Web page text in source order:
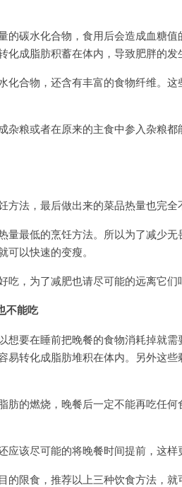
的碳水化合物，食用后会造成血糖
化成脂肪积蓄在体内，导致肥胖的发
化合物，还含有丰富的食物纤维。
杂粮或者在原来的主食中参入杂粮
方法，最后做出来的菜品热量也完全
量最低的烹饪方法。所以为了减少
以快速的变瘦。
吃，为了减肥也请尽可能的远离它们
不能吃
想要在睡前把晚餐的食物消耗掉就
易转化成脂肪堆积在体内。另外这
肪的燃烧，晚餐后一定不能再吃任
应该尽可能的将晚餐时间提前，这样
的限食，推荐以上三种饮食方法，就